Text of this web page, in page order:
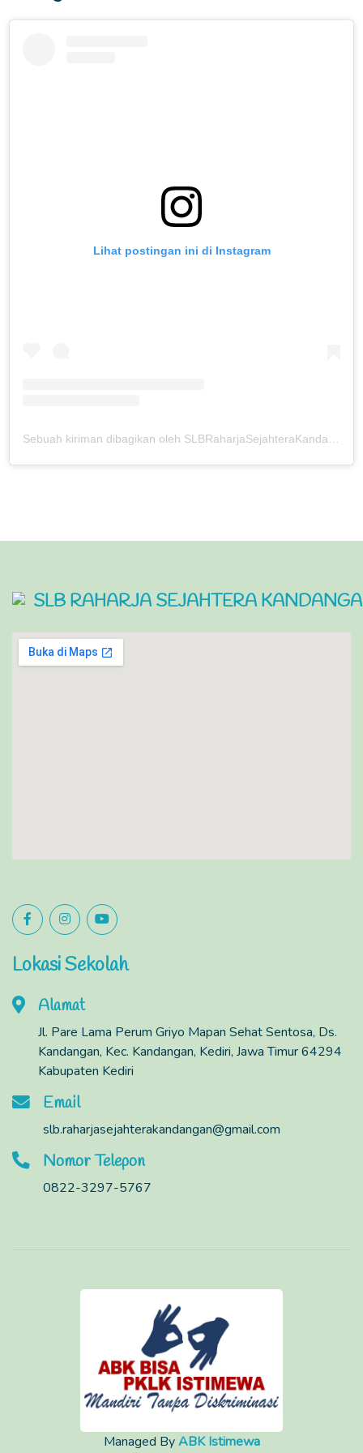
Lihat postingan ini di Instagram
Sebuah kiriman dibagikan oleh SLBRaharjaSejahteraKandangan (@slbkandangan_kdr)
SLB RAHARJA SEJAHTERA
Lokasi Sekolah
Alamat
Jl. Pare Lama Perum Griyo Mapan Sehat Sentosa, Ds.
Kandangan, Kec. Kandangan, Kediri, Jawa Timur 64294
Kabupaten Kediri
Email
slb.raharjasejahterakandangan@gmail.com
Nomor Telepon
0822-3297-5767
Managed ByABK Istimewa